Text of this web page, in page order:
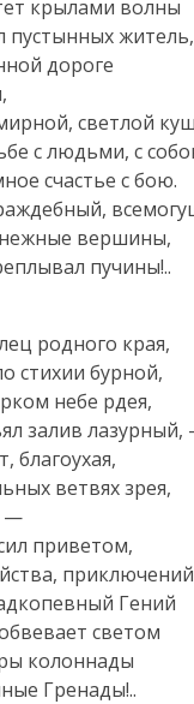
крылами волны
пустынных
дороге
светлой
с людьми, с
счастье с бою.
вершины,
пучины!..
родного края,
стихии бурной,
небе рдея,
залив
благоухая,
ветвях зрея,
—
приветом,
Гений
светом
колоннады
Гренады!..